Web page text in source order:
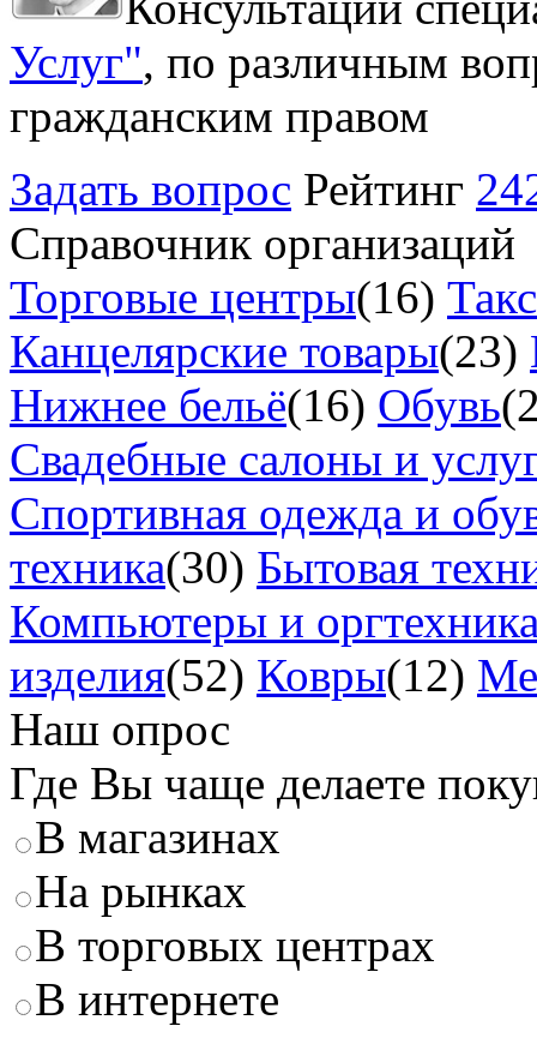
Услуг", по различным
гражданским правом
Задать вопрос Рейтинг
Справочник организаций
Торговые центры(16)
Канцелярские товары(23)
Нижнее бельё(16) Обувь
Свадебные салоны и
Спортивная одежда и
техника(30) Бытовая
Компьютеры и
изделия(52) Ковры(12)
Наш опрос
Где Вы чаще делаете
В магазинах
На рынках
В торговых центрах
В интернете